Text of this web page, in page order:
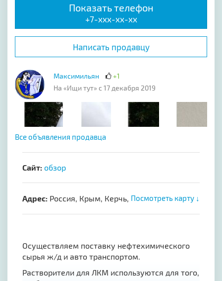
Показать телефон
+7-xxx-xx-xx
Написать продавцу
Максимильян
+1
На «Ищи тут» с 17 декабря 2019
Все объявления продавца
Сайт: обзор
Адрес: Россия, Крым, Керчь, Посмотреть карту ↓
Осуществляем поставку нефтехимического
сырья ж/д и авто транспортом.
Растворители для ЛКМ используются для того,